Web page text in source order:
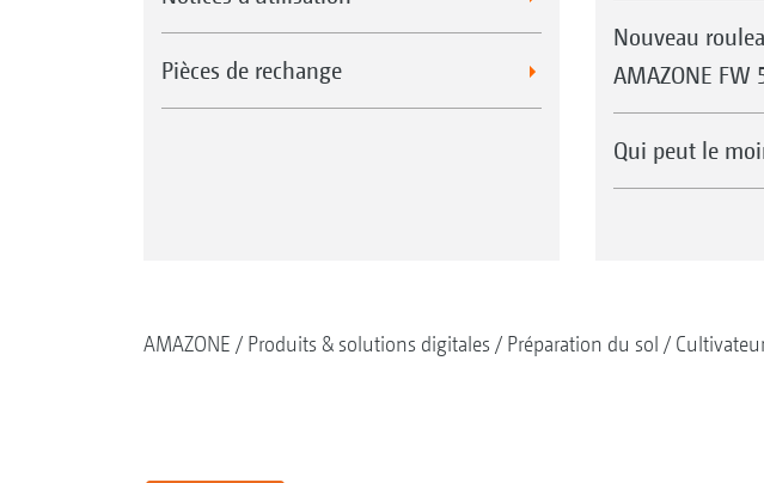
Pièces de rechange
Nouveau
AMAZONE
Qui peut le
AMAZONE Produits & solutions digitales Préparation du sol